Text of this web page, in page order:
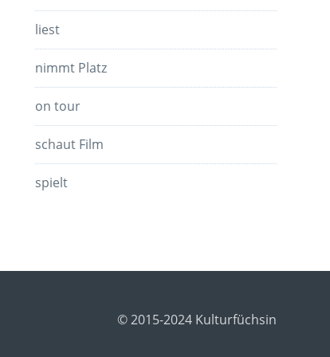
liest
nimmt Platz
on tour
schaut Film
spielt
© 2015-2024 Kulturfüchsin